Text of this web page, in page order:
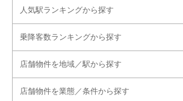
人気駅ランキングから探す
乗降客数ランキングから探す
店舗物件を地域／駅から探す
店舗物件を業態／条件から探す